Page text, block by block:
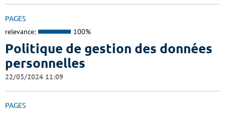
PAGES
relevance: 100%
Politique de gestion des données
personnelles
22/03/2024 11:09
PAGES